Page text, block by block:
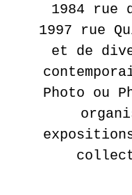
1984 rue
1997 rue
et de
Photo ou